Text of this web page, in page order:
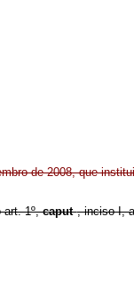
de 2008, que
art. 1º,caput, inciso I,